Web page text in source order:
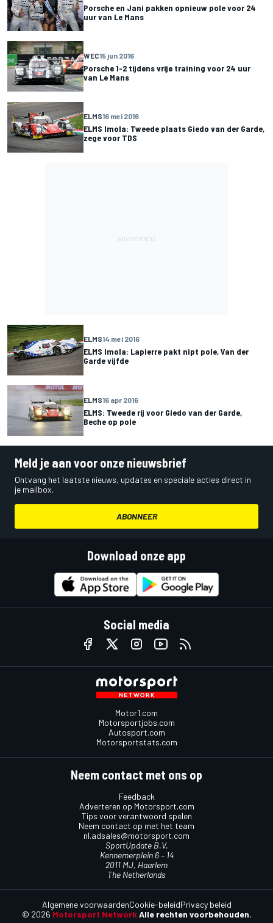
Porsche en Jani pakken opnieuw pole voor 24
uur van Le Mans
WEC15 jun 2016
Porsche 1-2 tijdens vrije training voor 24 uur
van Le Mans
ELMS16 mei 2016
ELMS Imola: Tweede plaats Giedo van der Garde,
zege voor TDS
ELMS14 mei 2016
ELMS Imola: Lapierre pakt nipt pole, Van der
Garde vijfde
ELMS16 apr 2016
ELMS: Tweede rij voor Giedo van der Garde,
Beche op pole
Meld je aan voor onze nieuwsbrief
Ontvang het laatste nieuws, updates en speciale acties direct in
je mailbox.
ABONNEER
Download onze app
Social media
Motor1.com
Motorsportjobs.com
Autosport.com
Motorsportstats.com
Neem contact met ons op
Feedback
Adverteren op Motorsport.com
Tips voor verantwoord spelen
Neem contact op met het team
nl.adsales@motorsport.com
SportUpdate B.V.
Kennemerplein 6 – 14
2011 MJ, Haarlem
The Netherlands
© 2026 Motorsport Network Alle rechten voorbehouden.
Algemene voorwaardenCookie-beleidPrivacy beleid